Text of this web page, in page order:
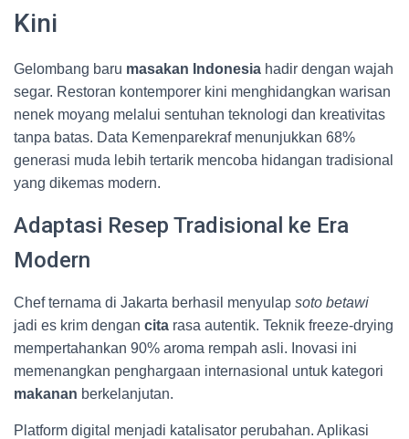
Kini
Gelombang baru masakan Indonesia hadir dengan wajah
segar. Restoran kontemporer kini menghidangkan warisan
nenek moyang melalui sentuhan teknologi dan kreativitas
tanpa batas. Data Kemenparekraf menunjukkan 68%
generasi muda lebih tertarik mencoba hidangan tradisional
yang dikemas modern.
Adaptasi Resep Tradisional ke Era
Modern
Chef ternama di Jakarta berhasil menyulap soto betawi
jadi es krim dengan cita rasa autentik. Teknik freeze-drying
mempertahankan 90% aroma rempah asli. Inovasi ini
memenangkan penghargaan internasional untuk kategori
makanan berkelanjutan.
Platform digital menjadi katalisator perubahan. Aplikasi